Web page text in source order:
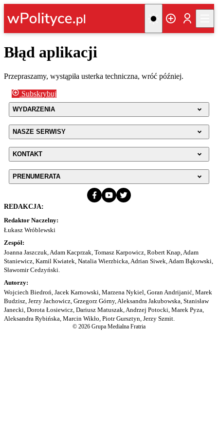
Błąd aplikacji
Przepraszamy, wystąpiła usterka techniczna, wróć później.
Subskrybuj
WYDARZENIA
NASZE SERWISY
KONTAKT
PRENUMERATA
REDAKCJA:
Redaktor Naczelny:
Łukasz Wróblewski
Zespół:
Joanna Jaszczuk, Adam Kacprzak, Tomasz Karpowicz, Robert Knap, Adam
Staniewicz, Kamil Kwiatek, Natalia Wierzbicka, Adrian Siwek, Adam Bąkowski,
Sławomir Cedzyński.
Autorzy:
Wojciech Biedroń, Jacek Karnowski, Marzena Nykiel, Goran Andrijanić, Marek
Budzisz, Jerzy Jachowicz, Grzegorz Górny, Aleksandra Jakubowska, Stanisław
Janecki, Dorota Łosiewicz, Dariusz Matuszak, Andrzej Potocki, Marek Pyza,
Aleksandra Rybińska, Marcin Wikło, Piotr Gursztyn, Jerzy Szmit.
© 2026 Grupa Medialna Fratria